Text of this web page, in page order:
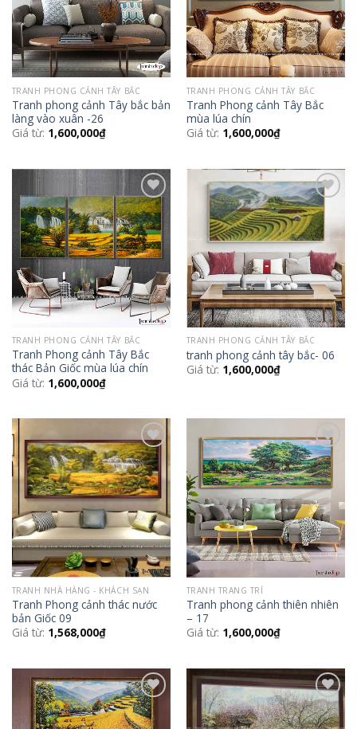
TRANH PHONG CẢNH TÂY BẮC
Tranh phong cảnh Tây bắc bản
làng vào xuân -26
Giá từ: 1,600,000₫
TRANH PHONG CẢNH TÂY BẮC
Tranh Phong cảnh Tây Bắc
mùa lúa chín
Giá từ: 1,600,000₫
Add to
Wishlist
TRANH PHONG CẢNH TÂY BẮC
Tranh Phong cảnh Tây Bắc
thác Bản Giốc mùa lúa chín
Giá từ: 1,600,000₫
Add to
Wishlist
TRANH PHONG CẢNH TÂY BẮC
tranh phong cảnh tây bắc- 06
Giá từ: 1,600,000₫
Add to
Wishlist
TRANH NHÀ HÀNG - KHÁCH SẠN
Tranh Phong cảnh thác nước
bản Giốc 09
Giá từ: 1,568,000₫
Add to
Wishlist
TRANH TRANG TRÍ
Tranh phong cảnh thiên nhiên
– 17
Giá từ: 1,600,000₫
Add to
Wishlist
Add to
Wishlist